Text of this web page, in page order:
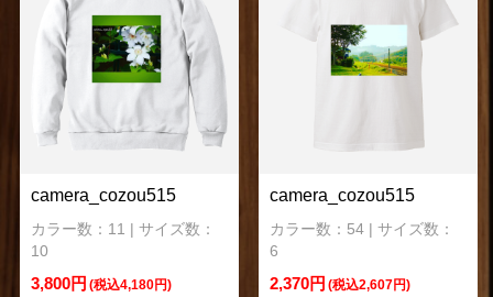
camera_cozou515
カラー数：11 | サイズ数：
10
3,800円 (税込4,180円)
camera_cozou515
カラー数：54 | サイズ数：
6
2,370円 (税込2,607円)